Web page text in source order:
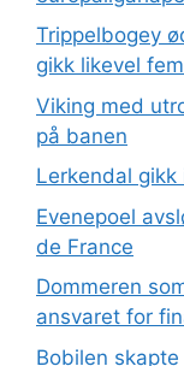
Trippelbogey
gikk likevel
Viking med
på banen
Lerkendal
Evenepoel
de France
Dommeren
ansvaret for
Bobilen